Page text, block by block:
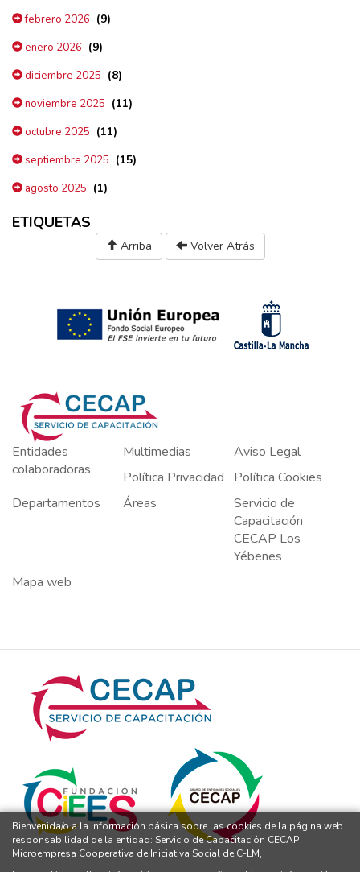
febrero 2026 (9)
enero 2026 (9)
diciembre 2025 (8)
noviembre 2025 (11)
octubre 2025 (11)
septiembre 2025 (15)
agosto 2025 (1)
ETIQUETAS
Arriba Volver Atrás
Entidades
colaboradoras
Multimedias
Aviso Legal
Política Privacidad
Política Cookies
Departamentos
Áreas
Servicio de
Capacitación
CECAP Los
Yébenes
Mapa web
Bienvenida/o a la información básica sobre las cookies de la página web
responsabilidad de la entidad: Servicio de Capacitación CECAP
Microempresa Cooperativa de Iniciativa Social de C-LM,